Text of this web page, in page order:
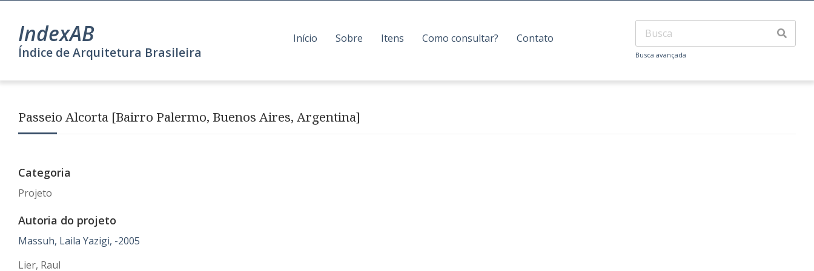
IndexAB
Índice de Arquitetura Brasileira
Início Sobre Itens Como consultar? Contato
Busca avançada
Passeio Alcorta [Bairro Palermo, Buenos Aires, Argentina]
Categoria
Projeto
Autoria do projeto
Massuh, Laila Yazigi, -2005
Lier, Raul